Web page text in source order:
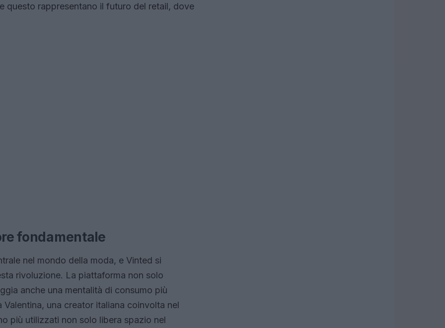
questo rappresentano il futuro del retail, dove
fondamentale
nel mondo della moda, e Vinted si
rivoluzione. La piattaforma non solo
anche una mentalità di consumo più
una creator italiana coinvolta nel
più utilizzati non solo libera spazio nel